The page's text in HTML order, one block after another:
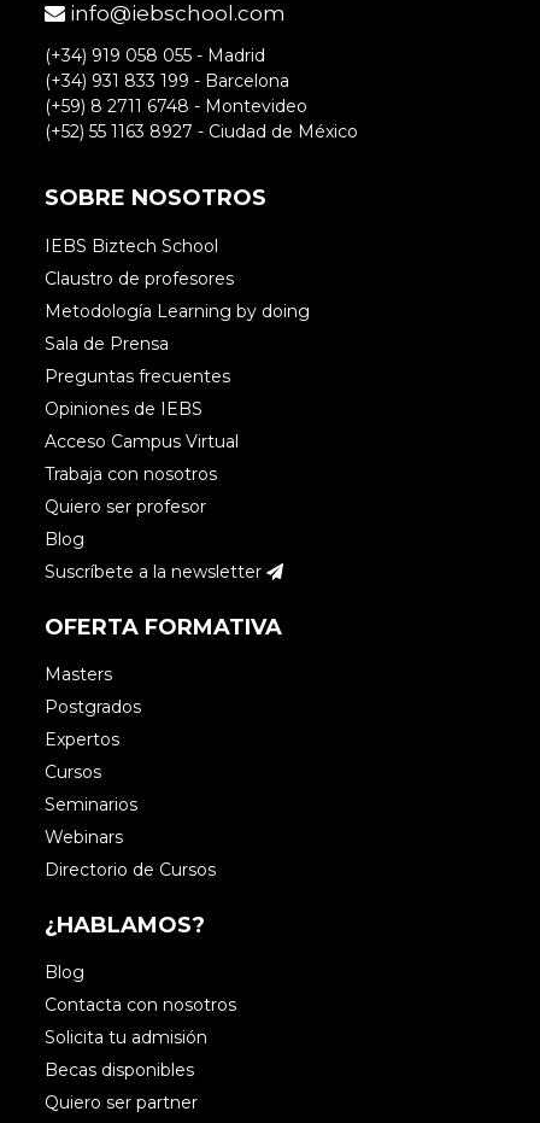
info@iebschool.com
(+34) 919 058 055 - Madrid
(+34) 931 833 199 - Barcelona
(+59) 8 2711 6748 - Montevideo
(+52) 55 1163 8927 - Ciudad de México
SOBRE NOSOTROS
IEBS Biztech School
Claustro de profesores
Metodología Learning by doing
Sala de Prensa
Preguntas frecuentes
Opiniones de IEBS
Acceso Campus Virtual
Trabaja con nosotros
Quiero ser profesor
Blog
Suscríbete a la newsletter
OFERTA FORMATIVA
Masters
Postgrados
Expertos
Cursos
Seminarios
Webinars
Directorio de Cursos
¿HABLAMOS?
Blog
Contacta con nosotros
Solicita tu admisión
Becas disponibles
Quiero ser partner